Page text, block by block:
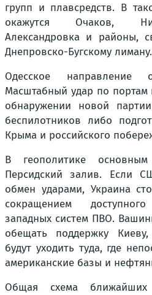
групп и плавсредств. В
окажутся Очаков,
Александровка и районы,
Днепровско-Бугскому лиману.
Одесское направление
Масштабный удар по портам
обнаружении новой
беспилотников либо
Крыма и российского
В геополитике
Персидский залив. Если
обмен ударами, Украина
сокращением
западных систем ПВО.
обещать поддержку
будут уходить туда, где
американские базы и
Общая схема